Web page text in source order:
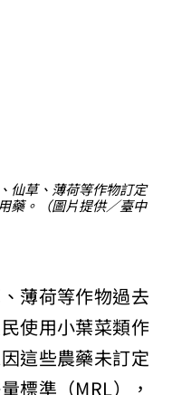
仙草、薄荷等作物訂定
藥。（圖片提供／臺中
薄荷等作物過去
使用小葉菜類作
這些農藥未訂定